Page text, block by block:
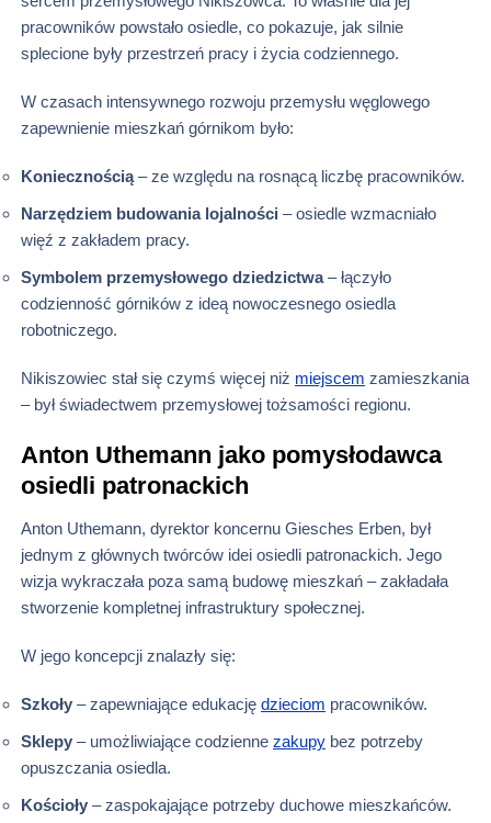
pracowników powstało osiedle, co pokazuje, jak silnie
splecione były przestrzeń pracy i życia codziennego.
W czasach intensywnego rozwoju przemysłu węglowego
zapewnienie mieszkań górnikom było:
Koniecznością– ze względu na rosnącą liczbę pracowników.
Narzędziem budowania lojalności – osiedle wzmacniało
więź z zakładem pracy.
Symbolem przemysłowego dziedzictwa– łączyło
codzienność górników z ideą nowoczesnego osiedla
robotniczego.
Nikiszowiec stał się czymś więcej niż miejscem zamieszkania
– był świadectwem przemysłowej tożsamości regionu.
Anton Uthemann jako pomysłodawca
osiedli patronackich
Anton Uthemann, dyrektor koncernu Giesches Erben, był
jednym z głównych twórców idei osiedli patronackich. Jego
wizja wykraczała poza samą budowę mieszkań – zakładała
stworzenie kompletnej infrastruktury społecznej.
W jego koncepcji znalazły się:
Szkoły – zapewniające edukację dzieciom pracowników.
Sklepy – umożliwiające codzienne zakupy bez potrzeby
opuszczania osiedla.
Kościoły – zaspokajające potrzeby duchowe mieszkańców.